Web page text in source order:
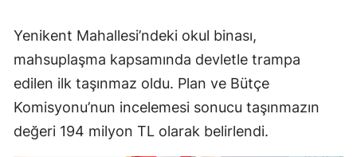
Yenikent Mahallesi’ndeki okul binası,
mahsuplaşma kapsamında devletle trampa
edilen ilk taşınmaz oldu. Plan ve Bütçe
Komisyonu’nun incelemesi sonucu taşınmazın
değeri 194 milyon TL olarak belirlendi.